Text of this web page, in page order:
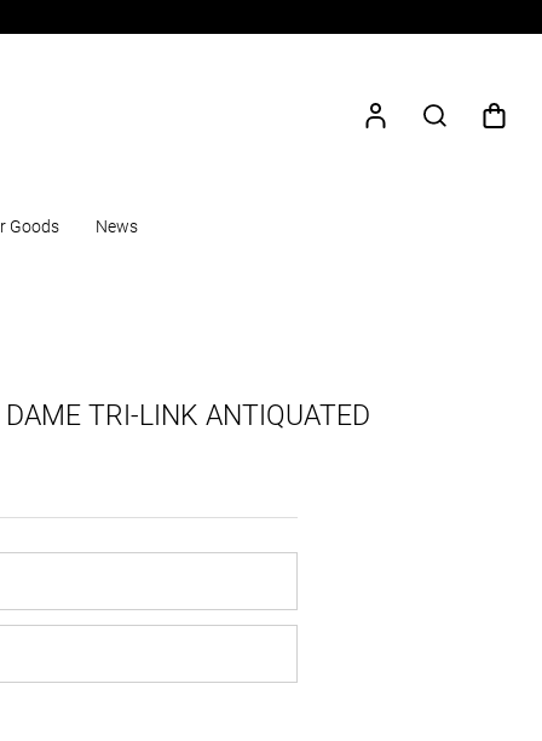
Goods News
TRI-LINK ANTIQUATED